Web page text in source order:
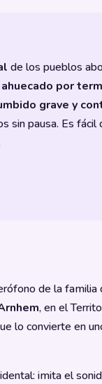
de los pueblos
por
grave y
sin pausa. Es fácil
de la
, en el
lo convierte en
imita el